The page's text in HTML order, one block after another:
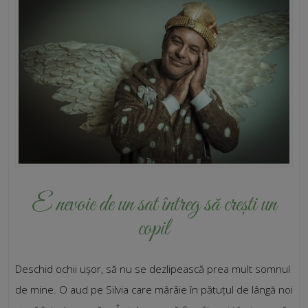
E nevoie de un sat întreg să crești un
copil
Deschid ochii ușor, să nu se dezlipească prea mult somnul
de mine. O aud pe Silvia care mârâie în pătuțul de lângă noi